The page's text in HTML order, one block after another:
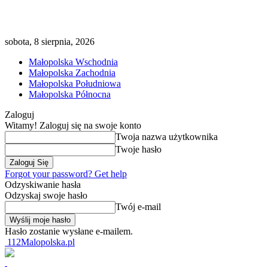
sobota, 8 sierpnia, 2026
Małopolska Wschodnia
Małopolska Zachodnia
Małopolska Południowa
Małopolska Północna
Zaloguj
Witamy! Zaloguj się na swoje konto
Twoja nazwa użytkownika
Twoje hasło
Forgot your password? Get help
Odzyskiwanie hasła
Odzyskaj swoje hasło
Twój e-mail
Hasło zostanie wysłane e-mailem.
112Malopolska.pl